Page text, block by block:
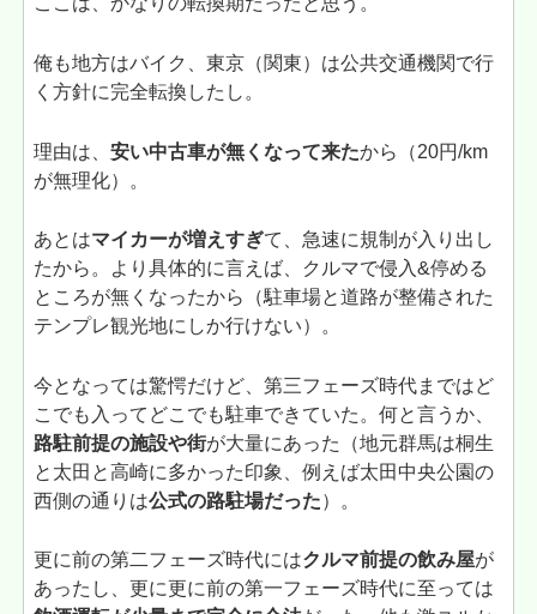
俺も地方はバイク、東京（関東）は公共交通機関で行
く方針に完全転換したし。
理由は、安い中古車が無くなって来たから（20円/km
が無理化）。
あとはマイカーが増えすぎて、急速に規制が入り出し
たから。より具体的に言えば、クルマで侵入&停める
ところが無くなったから（駐車場と道路が整備された
テンプレ観光地にしか行けない）。
今となっては驚愕だけど、第三フェーズ時代まではど
こでも入ってどこでも駐車できていた。何と言うか、
路駐前提の施設や街が大量にあった（地元群馬は桐生
と太田と高崎に多かった印象、例えば太田中央公園の
西側の通りは公式の路駐場だった）。
更に前の第二フェーズ時代にはクルマ前提の飲み屋が
あったし、更に更に前の第一フェーズ時代に至っては